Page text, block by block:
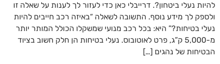
להיות נעלי ביטחון?. דרייבלי כאן כדי לעזור לך לענות על שאלה זו
ולספק לך מידע נוסף. התשובה לשאלה “באיזה רכב חייבים להיות
נעלי בטיחות?” היא: בכל רכב מנועי שמשקלו הכולל המותר יותר
מ-5,000 ק”ג, פרט לאוטובוס. נעלי בטיחות הן חלק חשוב בציוד
הבטיחות של נהגים […]